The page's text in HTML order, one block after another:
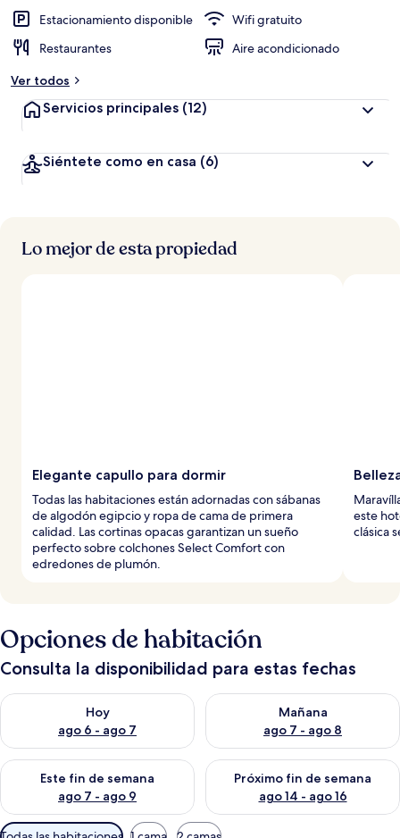
Estacionamiento disponible
Wifi gratuito
Restaurantes
Aire acondicionado
Ver todos
Servicios principales (12)
Siéntete como en casa (6)
Lo mejor de esta propiedad
Elegante capullo para dormir
Todas las habitaciones están adornadas con sábanas
de algodón egipcio y ropa de cama de primera
calidad. Las cortinas opacas garantizan un sueño
perfecto sobre colchones Select Comfort con
edredones de plumón.
este
clásica
Opciones de habitación
Consulta la disponibilidad para estas fechas
Hoy
ago 6 - ago 7
Consulta la disponibilidad para hoy ago 6 - ago 7
Mañana
ago 7 - ago 8
Consulta la disponibilidad
Este fin de semana
ago 7 - ago 9
Consulta la disponibilidad para este fin de semana ago 7 -
Próximo fin de semana
ago 14 - ago 16
Consulta la disponibilidad
Filtros